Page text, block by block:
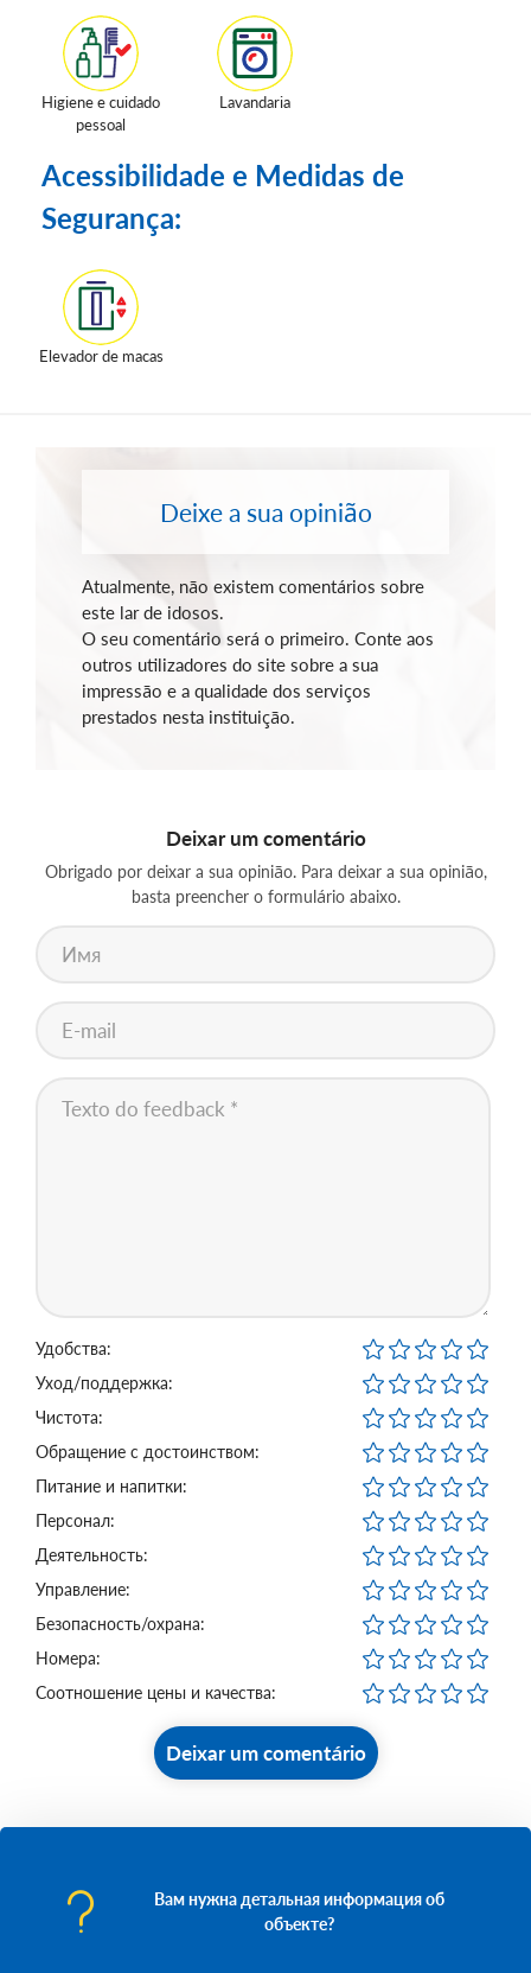
Higiene e cuidado
pessoal
Lavandaria
Acessibilidade e Medidas de
Segurança:
Elevador de macas
Deixe a sua opinião
Atualmente, não existem comentários sobre
este lar de idosos.
O seu comentário será o primeiro. Conte aos
outros utilizadores do site sobre a sua
impressão e a qualidade dos serviços
prestados nesta instituição.
Deixar um comentário
Obrigado por deixar a sua opinião. Para deixar a sua opinião,
basta preencher o formulário abaixo.
Удобства:
Уход/поддержка:
Чистота:
Обращение с достоинством:
Питание и напитки:
Персонал:
Деятельность:
Управление:
Безопасность/охрана:
Номера:
Соотношение цены и качества:
Deixar um comentário
Вам нужна детальная информация об
объекте?